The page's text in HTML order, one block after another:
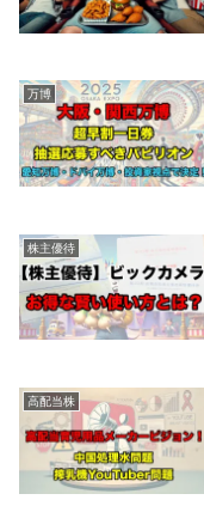
万博
株主優待
高配当株